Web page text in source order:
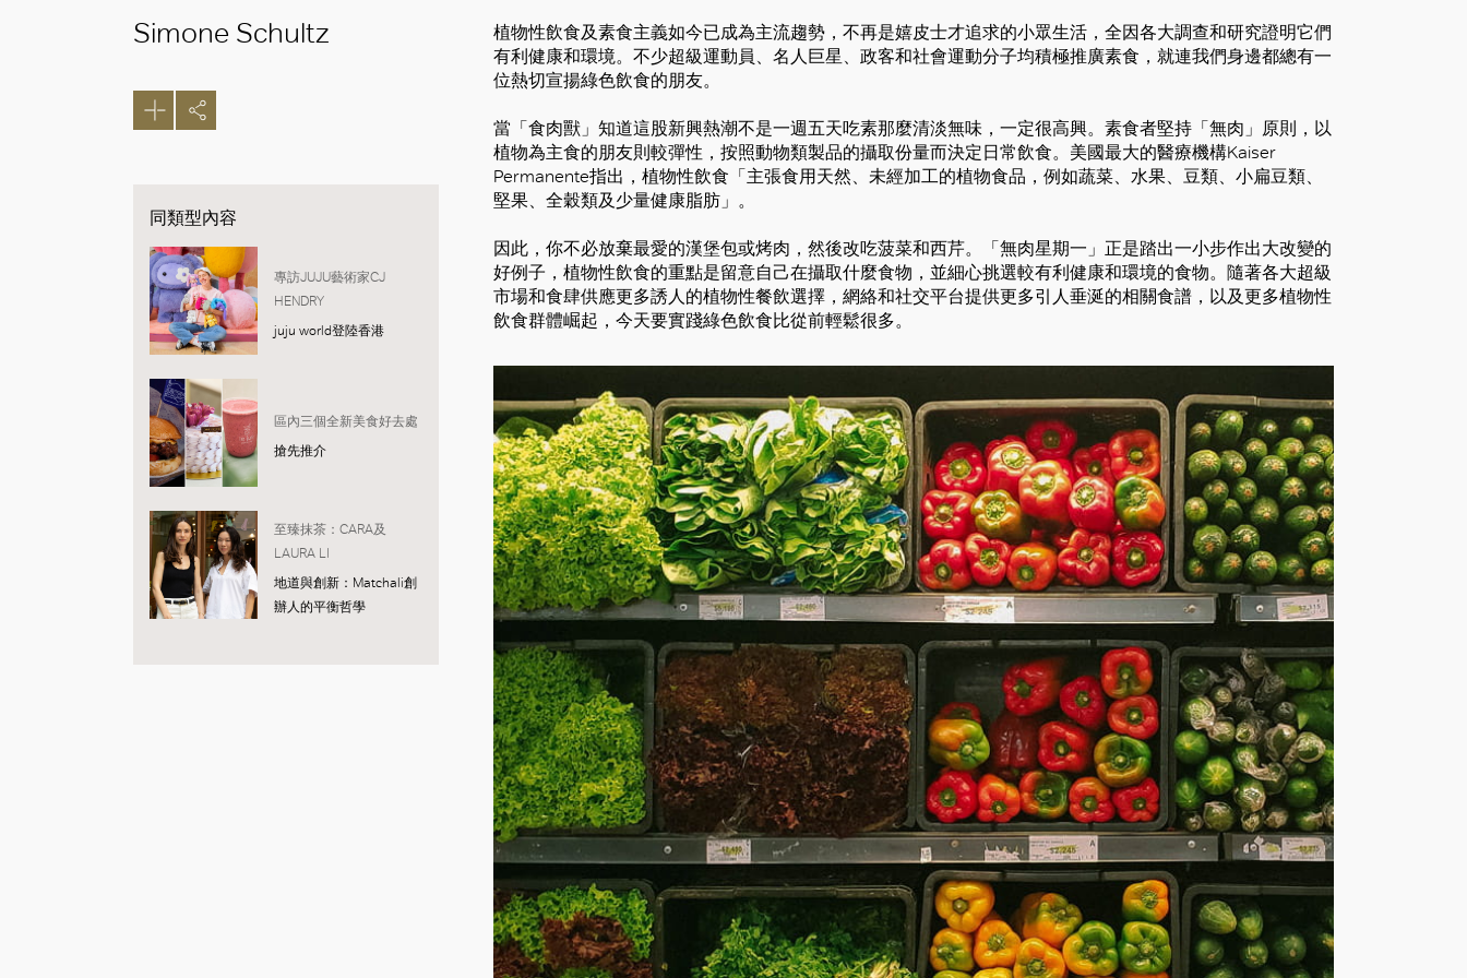
Simone Schultz
同類型內容
專訪JUJU藝術家CJ
HENDRY
juju world登陸香港
區內三個全新美食好去處
搶先推介
至臻抹茶：CARA及
LAURA LI
地道與創新：Matchali創
辦人的平衡哲學
植物性飲食及素食主義如今已成為主流趨勢，不再是嬉皮士才追求的小眾生活，全因各大調查和研究證明它們
有利健康和環境。不少超級運動員、名人巨星、政客和社會運動分子均積極推廣素食，就連我們身邊都總有一
位熱切宣揚綠色飲食的朋友。
當「食肉獸」知道這股新興熱潮不是一週五天吃素那麼清淡無味，一定很高興。素食者堅持「無肉」原則，以
植物為主食的朋友則較彈性，按照動物類製品的攝取份量而決定日常飲食。美國最大的醫療機構Kaiser
Permanente指出，植物性飲食「主張食用天然、未經加工的植物食品，例如蔬菜、水果、豆類、小扁豆類、
堅果、全穀類及少量健康脂肪」。
因此，你不必放棄最愛的漢堡包或烤肉，然後改吃菠菜和西芹。「無肉星期一」正是踏出一小步作出大改變的
好例子，植物性飲食的重點是留意自己在攝取什麼食物，並細心挑選較有利健康和環境的食物。隨著各大超級
市場和食肆供應更多誘人的植物性餐飲選擇，網絡和社交平台提供更多引人垂涎的相關食譜，以及更多植物性
飲食群體崛起，今天要實踐綠色飲食比從前輕鬆很多。